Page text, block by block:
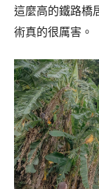
這麼高的鐵路橋
術真的很厲害。